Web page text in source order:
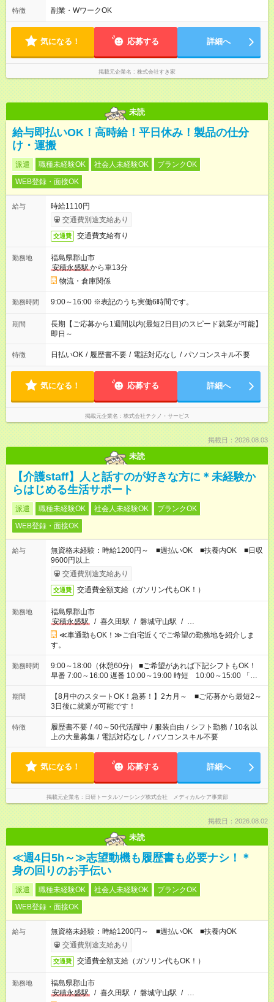
ます♪
特徴 副業・WワークOK
気になる！ 応募する 詳細へ
掲載元企業名 株式会社すき家
未読
給与即払いOK！高時給！平日休み！製品の仕分
け・運搬
派遣 職種未経験OK 社会人未経験OK
ブランクOK
WEB登録・面接OK
給与
時給1110円
交通費別途支給あり
交通費 交通費支給有り
勤務地
福島県郡山市
安積永盛駅から車13分
物流・倉庫関係
勤務時間 9:00～16:00 ※表記のうち実働6時間です。
期間
長期【ご応募から1週間以内(最短2日目)のスピード就業が可能】
即日～
特徴 日払いOK / 履歴書不要 / 電話対応なし / パソコンスキル不要
気になる！ 応募する 詳細へ
掲載元企業名 株式会社テクノ・サービス
掲載日：2026.08.03
未読
【介護staff】人と話すのが好きな方に＊未経験か
らはじめる生活サポート
派遣 職種未経験OK 社会人未経験OK
ブランクOK
WEB登録・面接OK
給与
無資格未経験：時給1200円～ ■週払いOK ■扶養内OK ■日収
9600円以上
交通費別途支給あり
交通費 交通費全額支給（ガソリン代もOK！）
勤務地
福島県郡山市
安積永盛駅
/ 喜久田駅 / 磐城守山駅 / …
≪車通勤もOK！≫ご自宅近くでご希望の勤務地を紹介しま
す。
勤務時間
9:00～18:00（休憩60分） ■ご希望があれば下記シフトもOK！
早番 7:00～16:00 遅番 10:00～19:00 時短 10:00～15:00 「家
族と休みを合わせたい」 「余裕を持って夕飯の準備がしたい」
「できれば残業はしたくない」 など、ご希望を教えてください
ね。 ※Wワーク希望の方へ 今ご覧のお仕事で希望する勤務時間
と、もう1つのお仕事の勤務時間。 合計で週40時間を超える場
合は応募できません。
期間
【8月中のスタートOK！急募！】2カ月～ ■ご応募から最短2～
3日後に就業が可能です！
特徴 履歴書不要 / 40～50代活躍中 / 服装自由 / シフト勤務 / 10名以
上の大量募集 / 電話対応なし / パソコンスキル不要
気になる！ 応募する 詳細へ
掲載元企業名 日研トータルソーシング株式会社 メディカルケア事業部
掲載日：2026.08.02
未読
≪週4日5h～≫志望動機も履歴書も必要ナシ！＊
身の回りのお手伝い
派遣 職種未経験OK 社会人未経験OK
ブランクOK
WEB登録・面接OK
給与
無資格未経験：時給1200円～ ■週払いOK ■扶養内OK
交通費別途支給あり
交通費 交通費全額支給（ガソリン代もOK！）
勤務地
福島県郡山市
安積永盛駅
/ 喜久田駅 / 磐城守山駅 / …